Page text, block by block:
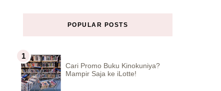
POPULAR POSTS
Cari Promo Buku Kinokuniya?
Mampir Saja ke iLotte!